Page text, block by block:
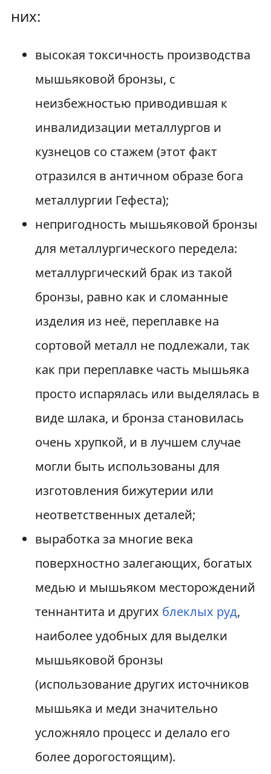
них:
высокая токсичность производства
мышьяковой бронзы, с
неизбежностью приводившая к
инвалидизации металлургов и
кузнецов со стажем (этот факт
отразился в античном образе бога
металлургии Гефеста);
непригодность мышьяковой бронзы
для металлургического передела:
металлургический брак из такой
бронзы, равно как и сломанные
изделия из неё, переплавке на
сортовой металл не подлежали, так
как при переплавке часть мышьяка
просто испарялась или выделялась в
виде шлака, и бронза становилась
очень хрупкой, и в лучшем случае
могли быть использованы для
изготовления бижутерии или
неответственных деталей;
выработка за многие века
поверхностно залегающих, богатых
медью и мышьяком месторождений
теннантита и других блеклых руд,
наиболее удобных для выделки
мышьяковой бронзы
(использование других источников
мышьяка и меди значительно
усложняло процесс и делало его
более дорогостоящим).